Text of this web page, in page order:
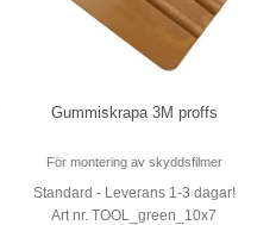
Gummiskrapa 3M proffs
För montering av skyddsfilmer
Standard - Leverans 1-3 dagar!
Art nr. TOOL_green_10x7